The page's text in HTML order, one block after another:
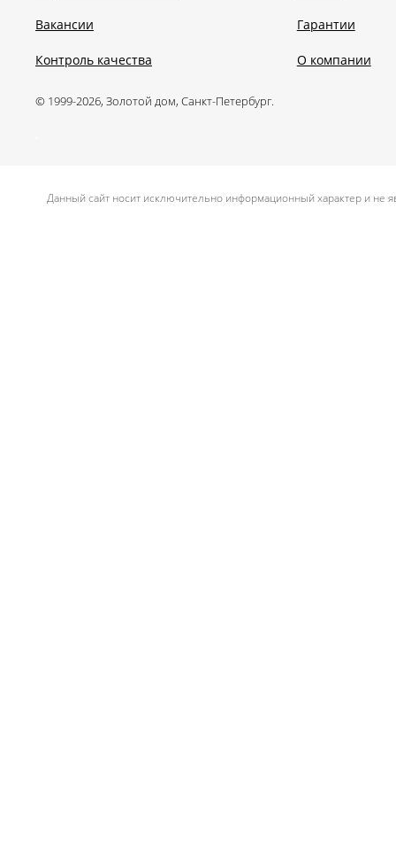
Вакансии
Контроль качества
Гарантии
О компании
© 1999-2026, Золотой дом, Санкт-Петербург.
Данный сайт носит исключительно информационный характер и не